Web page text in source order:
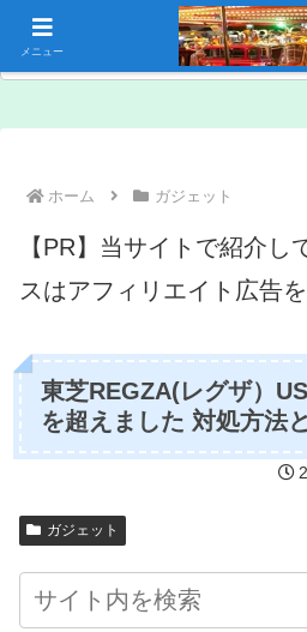
ホーム ガジェット
【PR】当サイトで紹介し
スはアフィリエイト広告
東芝REGZA(レグザ）
を超えました 対処方法
ガジェット
メニュー